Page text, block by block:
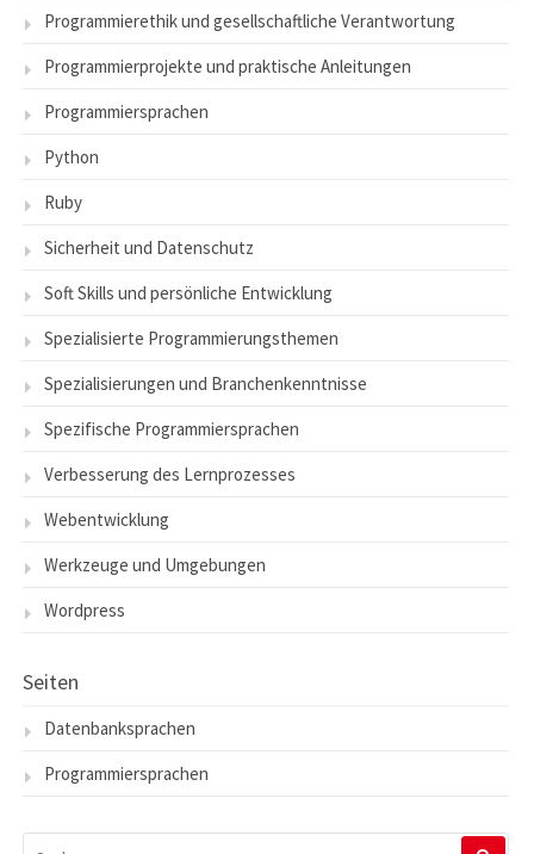
Programmierethik und gesellschaftliche Verantwortung
Programmierprojekte und praktische Anleitungen
Programmiersprachen
Python
Ruby
Sicherheit und Datenschutz
Soft Skills und persönliche Entwicklung
Spezialisierte Programmierungsthemen
Spezialisierungen und Branchenkenntnisse
Spezifische Programmiersprachen
Verbesserung des Lernprozesses
Webentwicklung
Werkzeuge und Umgebungen
Wordpress
Seiten
Datenbanksprachen
Programmiersprachen